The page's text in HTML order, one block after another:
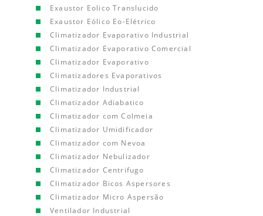
Exaustor Eolico Translucido
Exaustor Eólico Eo-Elétrico
Climatizador Evaporativo Industrial
Climatizador Evaporativo Comercial
Climatizador Evaporativo
Climatizadores Evaporativos
Climatizador Industrial
Climatizador Adiabatico
Climatizador com Colmeia
Climatizador Umidificador
Climatizador com Nevoa
Climatizador Nebulizador
Climatizador Centrifugo
Climatizador Bicos Aspersores
Climatizador Micro Aspersão
Ventilador Industrial